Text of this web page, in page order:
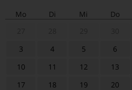
Mo Di Mi Do
3
4 5 6
10
11 12 13
17
18 19 20